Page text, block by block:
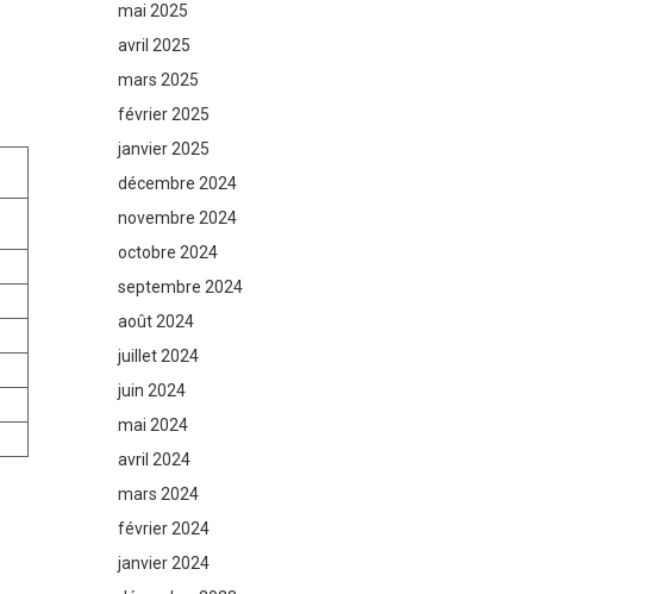
mai 2025
avril 2025
mars 2025
février 2025
janvier 2025
décembre 2024
novembre 2024
octobre 2024
septembre 2024
août 2024
juillet 2024
juin 2024
mai 2024
avril 2024
mars 2024
février 2024
janvier 2024